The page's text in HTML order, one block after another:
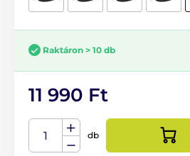
Raktáron > 10 db
11 990 Ft
db